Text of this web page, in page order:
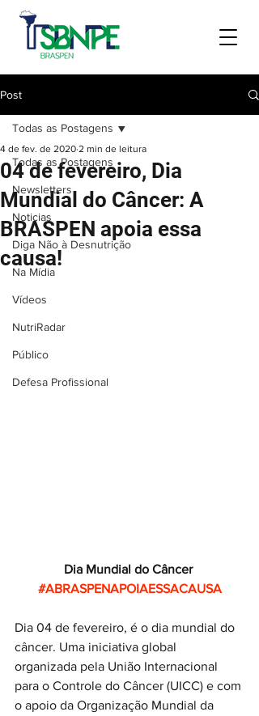
Post
Todas as Postagens
Newsletters
Noticias
Diga Não à Desnutrição
Na Mídia
Vídeos
NutriRadar
Público
Defesa Profissional
Todas as Postagens
04 de fevereiro, Dia
Mundial do Câncer: A
BRASPEN apoia essa
causa!
4 de fev. de 2020 2 min de leitura
Dia Mundial do Câncer
#ABRASPENAPOIAESSACAUSA
Dia 04 de fevereiro, é o dia mundial do
câncer. Uma iniciativa global
organizada pela União Internacional
para o Controle do Câncer (UICC) e com
o apoio da Organização Mundial da